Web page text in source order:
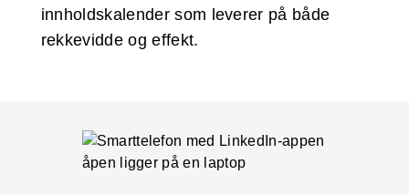
innholdskalender som leverer på både
rekkevidde og effekt.